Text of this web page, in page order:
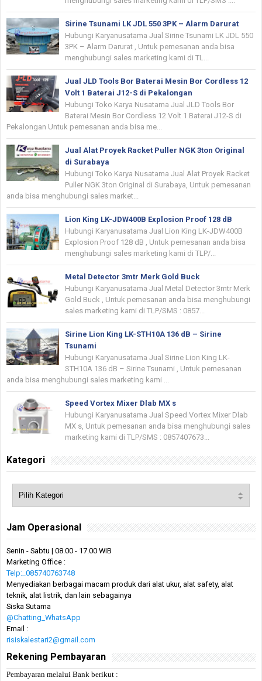
Sirine Tsunami LK JDL 550 3PK – Alarm Darurat
Hubungi Karyanusatama Jual Sirine Tsunami LK JDL 550
3PK – Alarm Darurat , Untuk pemesanan anda bisa
menghubungi sales marketing kami di TL...
Jual JLD Tools Bor Baterai Mesin Bor Cordless 12
Volt 1 Baterai J12-S di Pekalongan
Hubungi Toko Karya Nusatama Jual JLD Tools Bor
Baterai Mesin Bor Cordless 12 Volt 1 Baterai J12-S di
Pekalongan Untuk pemesanan anda bisa me...
Jual Alat Proyek Racket Puller NGK 3ton Original
di Surabaya
Hubungi Toko Karya Nusatama Jual Alat Proyek Racket
Puller NGK 3ton Original di Surabaya, Untuk pemesanan
anda bisa menghubungi sales market...
Lion King LK-JDW400B Explosion Proof 128 dB
Hubungi Karyanusatama Jual Lion King LK-JDW400B
Explosion Proof 128 dB , Untuk pemesanan anda bisa
menghubungi sales marketing kami di TLP/...
Metal Detector 3mtr Merk Gold Buck
Hubungi Karyanusatama Jual Metal Detector 3mtr Merk
Gold Buck , Untuk pemesanan anda bisa menghubungi
sales marketing kami di TLP/SMS : 0857...
Sirine Lion King LK-STH10A 136 dB – Sirine
Tsunami
Hubungi Karyanusatama Jual Sirine Lion King LK-
STH10A 136 dB – Sirine Tsunami , Untuk pemesanan
anda bisa menghubungi sales marketing kami ...
Speed Vortex Mixer Dlab MX s
Hubungi Karyanusatama Jual Speed Vortex Mixer Dlab
MX s, Untuk pemesanan anda bisa menghubungi sales
marketing kami di TLP/SMS : 0857407673...
Kategori
Jam Operasional
Senin - Sabtu | 08.00 - 17.00 WIB
Marketing Office :
Telp:_085740763748
Menyediakan berbagai macam produk dari alat ukur, alat safety, alat
teknik, alat listrik, dan lain sebagainya
Siska Sutama
@Chatting_WhatsApp
Email :
risiskalestari2@gmail.com
Rekening Pembayaran
Pembayaran melalui Bank berikut :